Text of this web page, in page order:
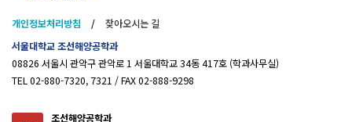
개인정보처리방침 /
찾아오시는 길
서울대학교 조선해양공학과
08826 서울시 관악구 관악로 1 서울대학교 34동 417호 (학과사무실)
TEL 02-880-7320, 7321 / FAX 02-888-9298
조선해양공학과